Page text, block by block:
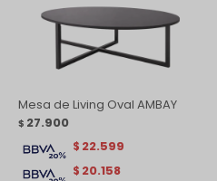
Mesa de Living Oval AMBAY
$ 27.900
$ 20.158
$ 22.599